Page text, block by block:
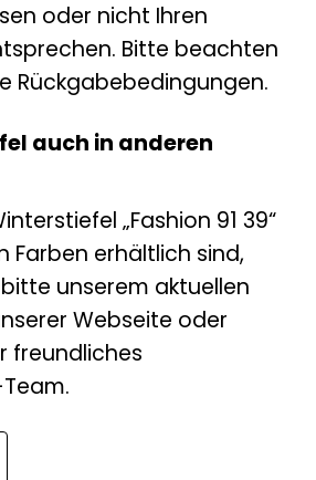
oder nicht Ihren
Bitte beachten
Rückgabebedingungen.
auch in anderen
„Fashion 91 39“
Farben erhältlich sind,
unserem aktuellen
Webseite oder
freundliches